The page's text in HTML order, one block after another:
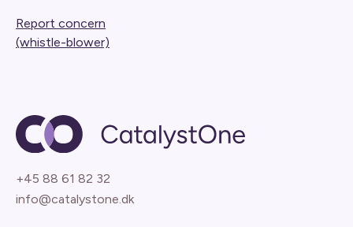
Report concern
(whistle-blower)
+45 88 61 82 32
info@catalystone.dk